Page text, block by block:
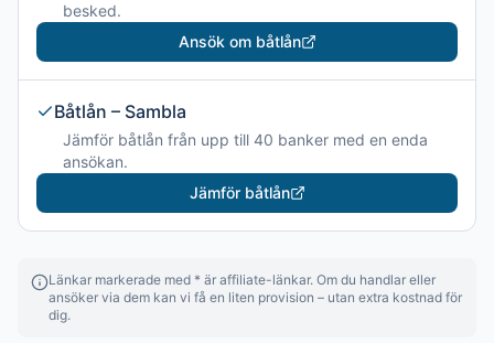
besked.
Ansök om båtlån
Båtlån – Sambla
Jämför båtlån från upp till 40 banker med en enda
ansökan.
Jämför båtlån
Länkar markerade med * är affiliate-länkar. Om du handlar eller
ansöker via dem kan vi få en liten provision – utan extra kostnad för
dig.